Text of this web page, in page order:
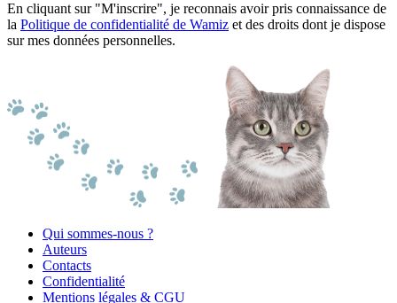
En cliquant sur "M'inscrire", je reconnais avoir pris connaissance de
la Politique de confidentialité de Wamiz et des droits dont je dispose
sur mes données personnelles.
Qui sommes-nous ?
Auteurs
Contacts
Confidentialité
Mentions légales & CGU